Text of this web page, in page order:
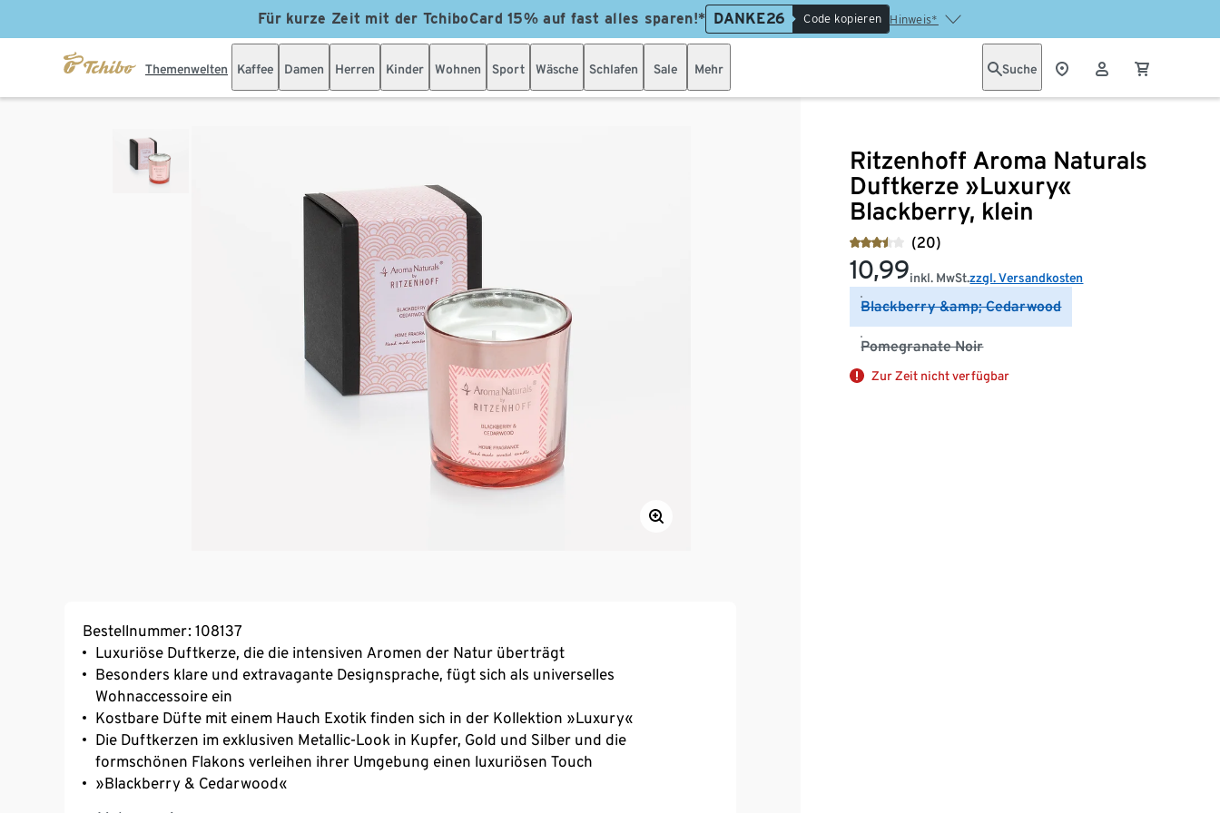
Für kurze Zeit mit der TchiboCard 15% auf fast alles sparen!* DANKE26 Code kopieren Hinweis*
Themenwelten Kaffee Damen Herren Kinder Wohnen Sport Wäsche Schlafen Sale Mehr Suche
Ritzenhoff Aroma Naturals
Duftkerze »Luxury«
Blackberry, klein
(20)
10,99inkl. MwSt.zzgl. Versandkosten
Blackberry &amp; Cedarwood
Pomegranate Noir
Zur Zeit nicht verfügbar
Bestellnummer: 108137
Luxuriöse Duftkerze, die die intensiven Aromen der Natur überträgt
Besonders klare und extravagante Designsprache, fügt sich als universelles
Wohnaccessoire ein
Kostbare Düfte mit einem Hauch Exotik finden sich in der Kollektion »Luxury«
Die Duftkerzen im exklusiven Metallic-Look in Kupfer, Gold und Silber und die
formschönen Flakons verleihen ihrer Umgebung einen luxuriösen Touch
»Blackberry & Cedarwood«
Kopfnote: Koriander, schwarze Johannisbeere, Minze, Kamille, Bergamotte, Kardamom